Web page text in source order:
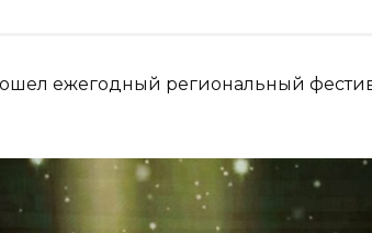
ежегодный региональный